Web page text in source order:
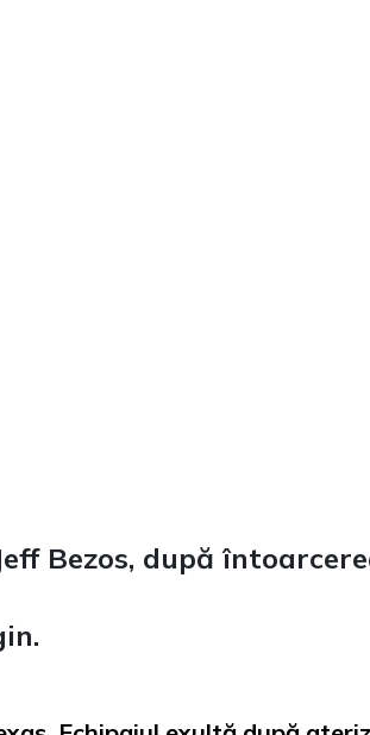
Bezos, după